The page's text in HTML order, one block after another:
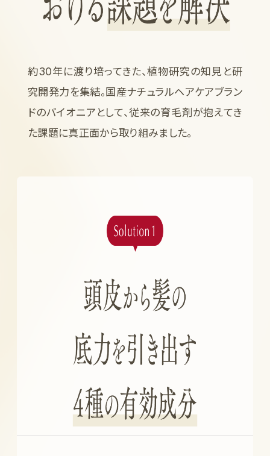
約30年に渡り培ってきた、植物研究の知見と研
究開発力を集結。国産ナチュラルヘアケアブラン
ドのパイオニアとして、従来の育毛剤が抱えてき
た課題に真正面から取り組みました。